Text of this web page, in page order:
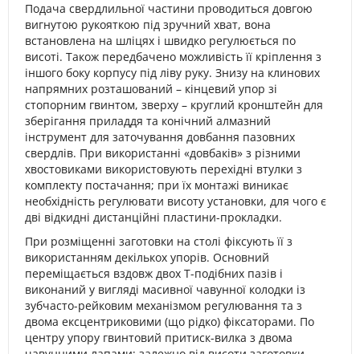
Подача свердлильної частини проводиться довгою
вигнутою рукояткою під зручний хват, вона
встановлена на шліцях і швидко регулюється по
висоті. Також передбачено можливість її кріплення з
іншого боку корпусу під ліву руку. Знизу на клинових
напрямних розташований – кінцевий упор зі
стопорним гвинтом, зверху – круглий кронштейн для
зберігання приладдя та конічний алмазний
інструмент для заточування довбання пазовних
свердлів. При використанні «довбаків» з різними
хвостовиками використовують перехідні втулки з
комплекту постачання; при їх монтажі виникає
необхідність регулювати висоту установки, для чого є
дві відкидні дистанційні пластини-прокладки.
При розміщенні заготовки на столі фіксують її з
використанням декількох упорів. Основний
переміщається вздовж двох Т-подібних пазів і
виконаний у вигляді масивної чавунної колодки із
зубчасто-рейковим механізмом регулювання та з
двома ексцентриковими (що рідко) фіксаторами. По
центру упору гвинтовий притиск-вилка з двома